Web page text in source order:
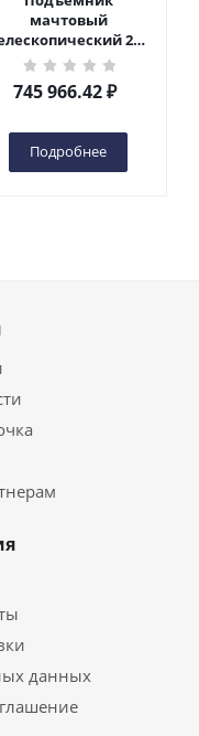
мачтовый
200
кг 10 м TOR GTWY10-
200S DC 2-мачтовый
(автономный) (N) в
745 966.42₽
Подробнее
данных